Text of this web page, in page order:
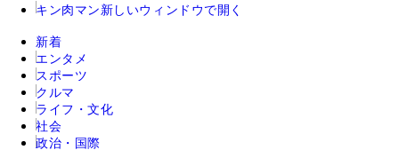
キン肉マン 新しいウィンドウで開く
新着
エンタメ
スポーツ
クルマ
ライフ・文化
社会
政治・国際